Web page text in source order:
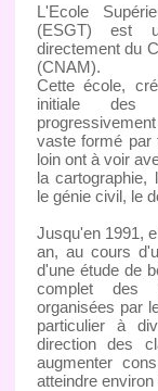
L'Ecole
(ESGT) est
directement du
(CNAM).
Cette école,
initiale des
vaste formé par
loin ont à voir
la cartographie,
le génie civil, le
Jusqu'en 1991,
an, au cours
d'une étude de
complet des
organisées par
particulier à
direction des
augmenter
atteindre